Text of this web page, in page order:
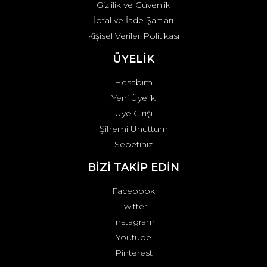
Gizlilik ve Güvenlik
İptal ve İade Şartları
Kişisel Veriler Politikası
ÜYELİK
Hesabım
Yeni Üyelik
Üye Girişi
Şifremi Unuttum
Sepetiniz
BİZİ TAKİP EDİN
Facebook
Twitter
Instagram
Youtube
Pinterest